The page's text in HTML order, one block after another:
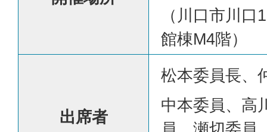
（川口市川
館棟M4階）
出席者
松本委員長、
中本委員、高